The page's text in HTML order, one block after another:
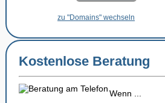
zu "Domains" wechseln
Kostenlose Beratung
Wenn ...